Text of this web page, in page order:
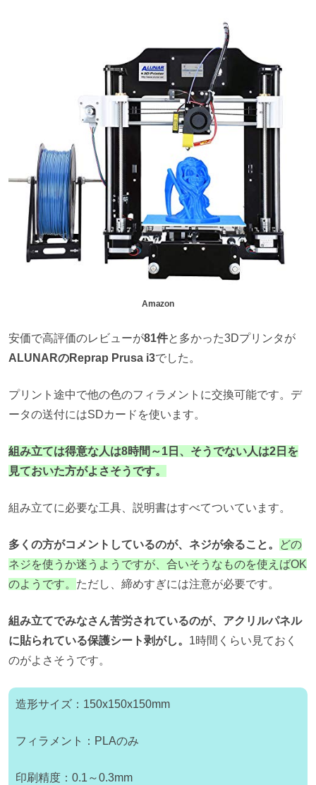
Amazon
安価で高評価のレビューが81件と多かった3Dプリンタが
ALUNARのReprap Prusa i3でした。
プリント途中で他の色のフィラメントに交換可能です。デ
ータの送付にはSDカードを使います。
組み立ては得意な人は8時間～1日、そうでない人は2日を
見ておいた方がよさそうです。
組み立てに必要な工具、説明書はすべてついています。
多くの方がコメントしているのが、ネジが余ること。
どの
ネジを使うか迷うようですが、合いそうなものを使えばOK
のようです。 ただし、締めすぎには注意が必要です。
組み立てでみなさん苦労されているのが、 アクリルパネル
に貼られている保護シート剥がし。 1時間くらい見ておく
のがよさそうです。
造形サイズ：150x150x150mm
フィラメント：PLAのみ
印刷精度：0.1～0.3mm